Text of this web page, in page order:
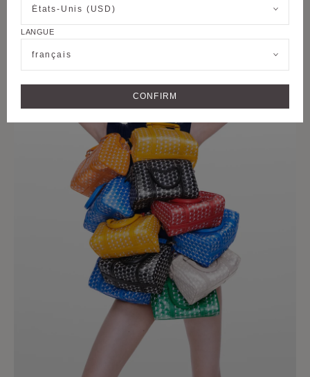
États-Unis (USD)
LANGUE
français
CONFIRM